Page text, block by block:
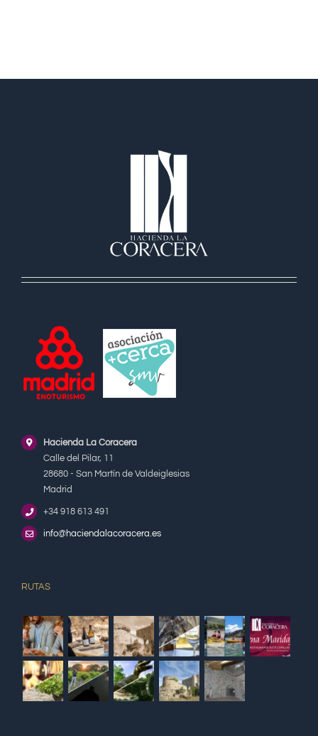
Hacienda La Coracera
Calle del Pilar, 11
28680 - San Martín de Valdeiglesias
Madrid
+34 918 613 491
info@haciendalacoracera.es
RUTAS